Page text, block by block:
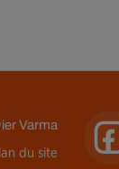
Varma
du site